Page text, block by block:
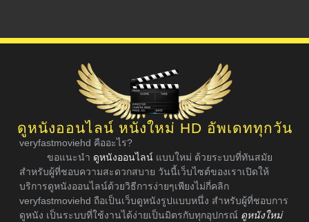
ดูหนังออนไลน์ หนังใหม่ HD อัพเดททุกวัน
veryfastmoviehd คืออะไร?
ขอแนะนำ ดูหนังออนไลน์ แบบใหม่ ด้วยระบบที่ทันสมัย
สำหรับผู้ที่ชอบความสะดวกสบาย วันนี้เว็บไซต์ของเราเปิดให้
บริการดูหนังออนไลน์ด้วยวิธีการง่ายๆเพียงไม่กี่คลิก
veryfastmoviehd ถือเป็นเว็บดูหนังรูปแบบหนึ่ง สำหรับผู้ที่ชอบการ
ดูหนัง เป็นระบบที่ใช้งานได้ง่ายเป็นมิตรกับทุกอุปกรณ์ ดูหนังใหม่